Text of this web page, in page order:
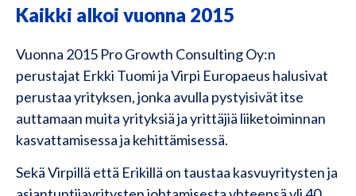
Kaikki alkoi vuonna 2015
Vuonna 2015 Pro Growth Consulting Oy:n
perustajat Erkki Tuomi ja Virpi Europaeus halusivat
perustaa yrityksen, jonka avulla pystyisivät itse
auttamaan muita yrityksiä ja yrittäjiä liiketoiminnan
kasvattamisessa ja kehittämisessä.
Sekä Virpillä että Erikillä on taustaa kasvuyritysten ja